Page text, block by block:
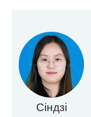
Сіндзі